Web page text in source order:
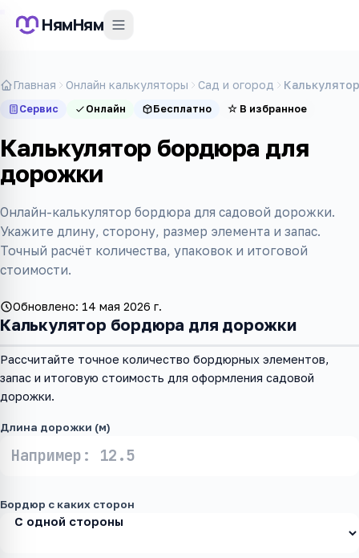
НямНям
Главная Онлайн калькуляторы Сад и огород
Сервис Онлайн Бесплатно ☆ В избранное
Калькулятор бордюра для
дорожки
Онлайн-калькулятор бордюра для садовой дорожки.
Укажите длину, сторону, размер элемента и запас.
Точный расчёт количества, упаковок и итоговой
стоимости.
Обновлено: 14 мая 2026 г.
Калькулятор бордюра для дорожки
Рассчитайте точное количество бордюрных элементов,
запас и итоговую стоимость для оформления садовой
дорожки.
Длина дорожки (м)
Бордюр с каких сторон